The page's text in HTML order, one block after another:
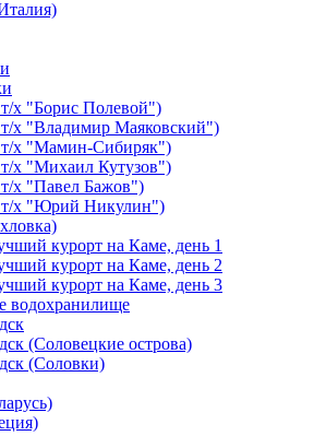
х "Борис Полевой")
х "Владимир Маяковский")
х "Мамин-Сибиряк")
х "Михаил Кутузов")
х "Павел Бажов")
т/х "Юрий Никулин")
курорт на Каме, день 1
курорт на Каме, день 2
курорт на Каме, день 3
водохранилище
(Соловецкие острова)
(Соловки)